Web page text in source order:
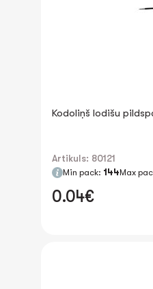
Kodoliņš lodišu
Artikuls: 80121
Min pack: 144Max
0.04€